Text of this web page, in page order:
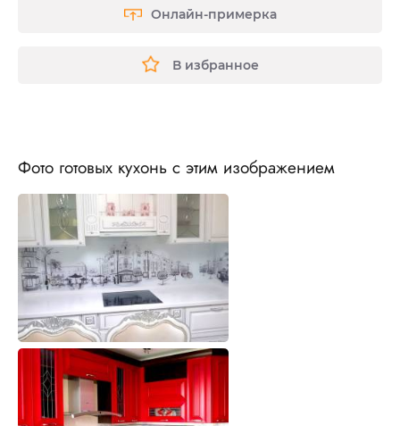
Онлайн-примерка
В избранное
Фото готовых кухонь с этим изображением